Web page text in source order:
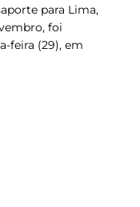
para Lima,
foi
feira (29), em